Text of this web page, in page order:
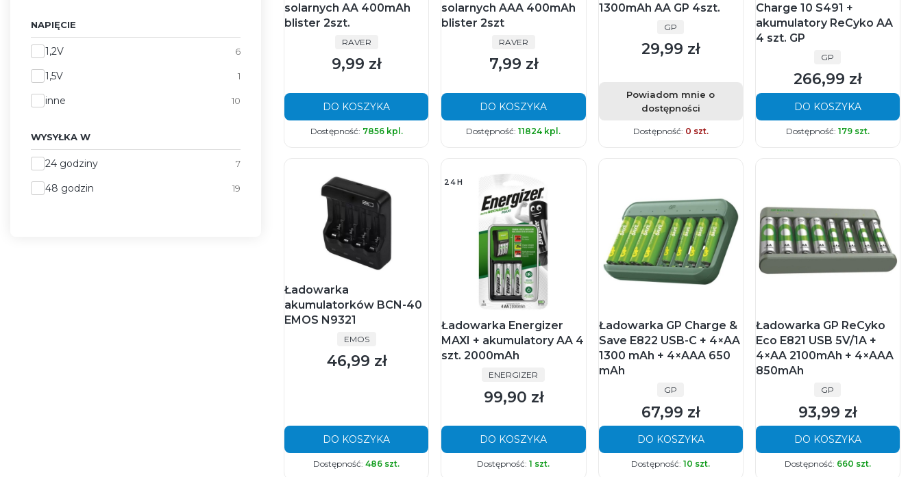
NAPIĘCIE
Napięcie
1,2V 6
1,5V 1
inne 10
WYSYŁKA W
Wysyłka w
24 godziny 7
48 godzin 19
solarnych AA 400mAh
blister 2szt.
PRODUCENT
RAVER
Cena
9,99 zł
DO KOSZYKA
Dostępność: 7856 kpl.
solarnych AAA 400mAh
blister 2szt
PRODUCENT
RAVER
Cena
7,99 zł
DO KOSZYKA
Dostępność:11824 kpl.
1300mAh AA GP 4szt.
PRODUCENT
GP
Cena
29,99 zł
Powiadom mnie o
dostępności
Dostępność: 0 szt.
Charge 10 S491 +
akumulatory ReCyko AA
4 szt. GP
PRODUCENT
GP
Cena
266,99 zł
DO KOSZYKA
Dostępność: 179 szt.
Ładowarka
akumulatorków BCN-40
EMOS N9321
PRODUCENT
EMOS
Cena
46,99 zł
DO KOSZYKA
Dostępność:486 szt.
24H
Ładowarka Energizer
MAXI + akumulatory AA 4
szt. 2000mAh
PRODUCENT
ENERGIZER
Cena
99,90 zł
DO KOSZYKA
Dostępność:1 szt.
Ładowarka GP Charge &
Save E822 USB-C + 4×AA
1300 mAh + 4×AAA 650
mAh
PRODUCENT
GP
Cena
67,99 zł
DO KOSZYKA
Dostępność:10 szt.
Ładowarka GP ReCyko
Eco E821 USB 5V/1A +
4×AA 2100mAh + 4×AAA
850mAh
PRODUCENT
GP
Cena
93,99 zł
DO KOSZYKA
Dostępność: 660 szt.